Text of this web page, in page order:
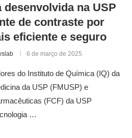
desenvolvida na USP
de contraste por
eficiente e seguro
6 de março de 2025
do Instituto de Química (IQ) da
da USP (FMUSP) e
(FCF) da USP
…